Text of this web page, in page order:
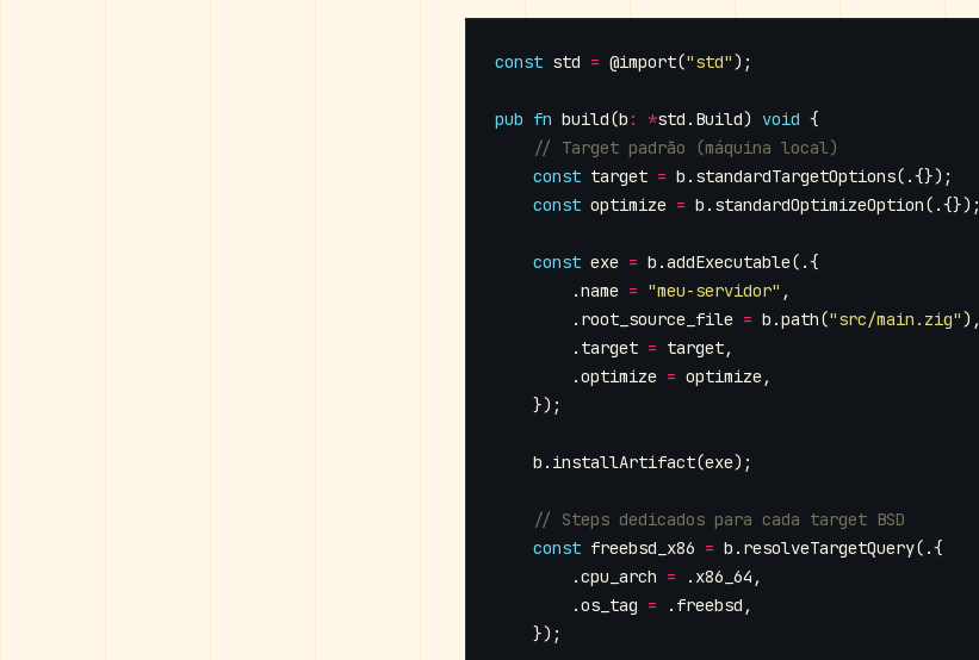
const std = @import("std");
pub fn build(b : *std . Build) void {
const target = b . standardTargetOptions(.{});
const optimize = b . standardOptimizeOption(.{});
const exe = b .addExecutable(.{
.name = "meu-servidor" ,
. root_source_file = b .path("src/main.zig"),
. target = target,
.optimize = optimize ,
});
b . installArtifact(exe);
const freebsd_x86 = b . resolveTargetQuery(.{
.cpu_arch = . x86_64 ,
.os_tag = . freebsd ,
});